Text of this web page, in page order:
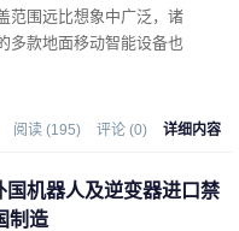
范围远比想象中广泛，诸
多款地面移动智能设备也
阅读 (195) 评论 (0) 详细内容
国机器人及逆变器进口禁
制造